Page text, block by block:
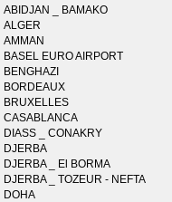
ABIDJAN _ BAMAKO
ALGER
AMMAN
BASEL EURO AIRPORT
BENGHAZI
BORDEAUX
BRUXELLES
CASABLANCA
DIASS _ CONAKRY
DJERBA
DJERBA _ El BORMA
DJERBA _ TOZEUR - NEFTA
DOHA